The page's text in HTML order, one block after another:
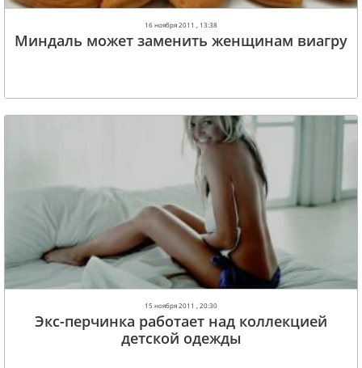
16 ноября 2011 , 13:38
Миндаль может заменить женщинам виагру
15 ноября 2011 , 20:30
Экс-перчинка работает над коллекцией
детской одежды